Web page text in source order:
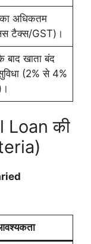
का अधिकतम
टैक्स/GST)।
बाद खाता बंद
(2% से 4%
Loan की